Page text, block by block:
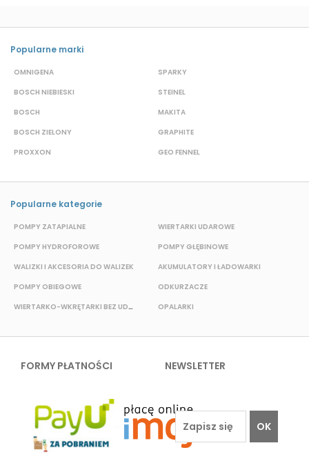
Popularne marki
OMNIGENA
BOSCH NIEBIESKI
BOSCH
BOSCH ZIELONY
PROXXON
SPARKY
STEINEL
MAKITA
GRAPHITE
GEO FENNEL
Popularne kategorie
POMPY ZATAPIALNE
POMPY HYDROFOROWE
WALIZKI I AKCESORIA DO WALIZEK
POMPY OBIEGOWE
WIERTARKO-WKRĘTARKI BEZ UDAROWE
WIERTARKI UDAROWE
POMPY GŁĘBINOWE
AKUMULATORY I ŁADOWARKI
ODKURZACZE
OPALARKI
FORMY PŁATNOŚCI NEWSLETTER
OK